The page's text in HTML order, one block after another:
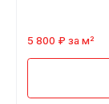
5 800 ₽ за м²